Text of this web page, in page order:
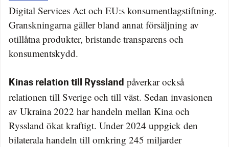
Digital Services Act och EU:s konsumentlagstiftning.
Granskningarna gäller bland annat försäljning av
otillåtna produkter, bristande transparens och
konsumentskydd.
Kinas relation till Ryssland påverkar också
relationen till Sverige och till väst. Sedan invasionen
av Ukraina 2022 har handeln mellan Kina och
Ryssland ökat kraftigt. Under 2024 uppgick den
bilaterala handeln till omkring 245 miljarder